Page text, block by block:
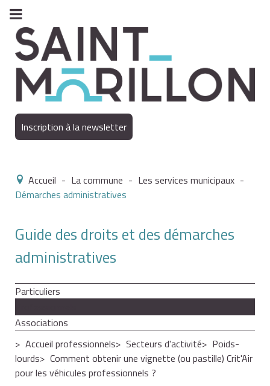
Inscription à la newsletter
Accueil - La commune - Les services municipaux -
Démarches administratives
Guide des droits et des démarches
administratives
Particuliers
Associations
Accueil professionnels
Secteurs d'activité
Poids-
lourds
Comment obtenir une vignette (ou pastille) Crit'Air
pour les véhicules professionnels ?